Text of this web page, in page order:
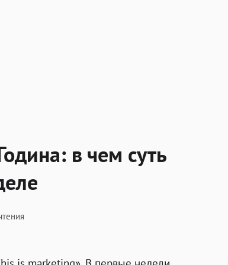
в чем суть